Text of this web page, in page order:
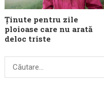
Ținute pentru zile
ploioase care nu arată
deloc triste